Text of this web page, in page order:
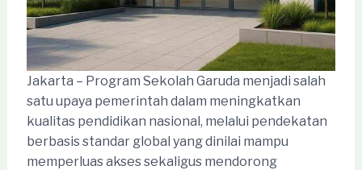
Jakarta – Program Sekolah Garuda menjadi salah
satu upaya pemerintah dalam meningkatkan
kualitas pendidikan nasional, melalui pendekatan
berbasis standar global yang dinilai mampu
memperluas akses sekaligus mendorong